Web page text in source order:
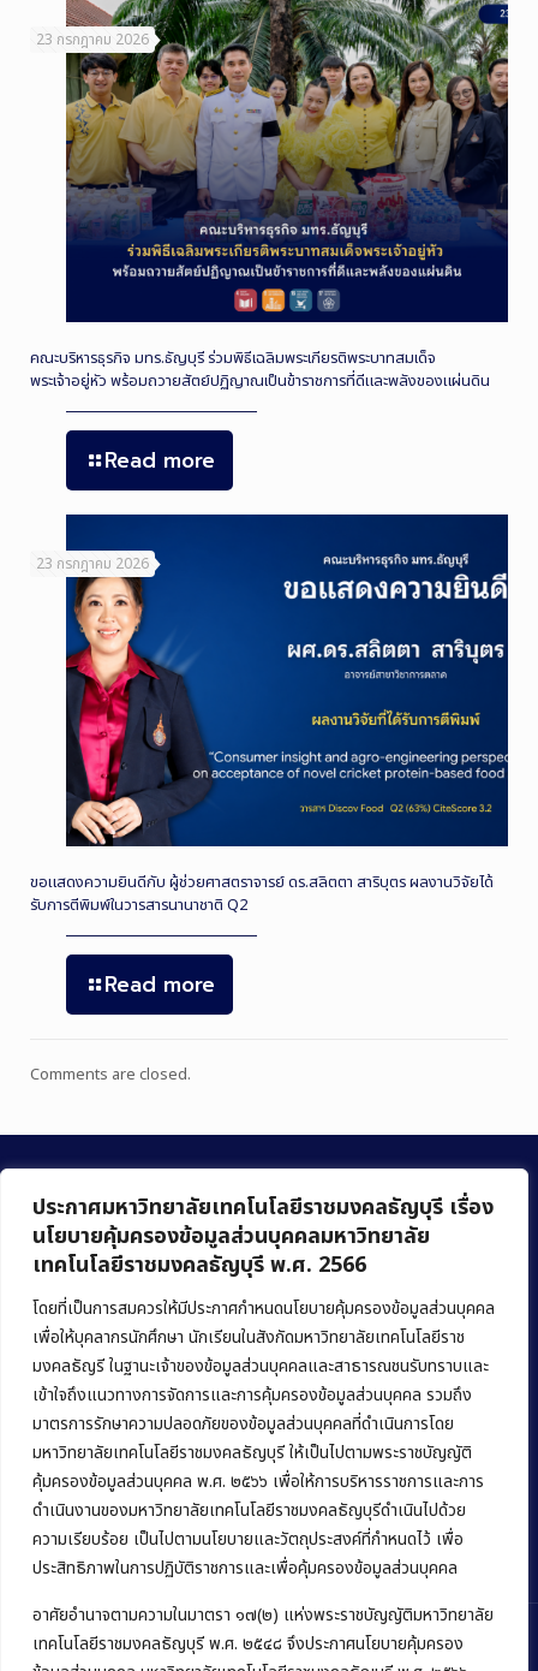
ประกาศมหาวิทยาลัยเทคโนโลยีราชมงคลธัญบุรี เรื่อง
นโยบายคุ้มครองข้อมูลส่วนบุคคลมหาวิทยาลัย
เทคโนโลยีราชมงคลธัญบุรี พ.ศ. 2566
โดยที่เป็นการสมควรให้มีประกาศกำหนดนโยบายคุ้มครองข้อมูลส่วนบุคคล
เพื่อให้บุคลากรนักศึกษา นักเรียนในสังกัดมหาวิทยาลัยเทคโนโลยีราช
มงคลธัญรี ในฐานะเจ้าของข้อมูลส่วนบุคคลและสาธารณชนรับทราบและ
เข้าใจถึงแนวทางการจัดการและการคุ้มครองข้อมูลส่วนบุคคล รวมถึง
มาตรการรักษาความปลอดภัยของข้อมูลส่วนบุคคลที่ดำเนินการโดย
มหาวิทยาลัยเทคโนโลยีราชมงคลธัญบุรี ให้เป็นไปตามพระราชบัญญัติ
คุ้มครองข้อมูลส่วนบุคคล พ.ศ. ๒๕๖๖ เพื่อให้การบริหารราชการและการ
ดำเนินงานของมหาวิทยาลัยเทคโนโลยีราชมงคลธัญบุรีดำเนินไปด้วย
ความเรียบร้อย เป็นไปตามนโยบายและวัตถุประสงค์ที่กำหนดไว้ เพื่อ
ประสิทธิภาพในการปฏิบัติราชการและเพื่อคุ้มครองข้อมูลส่วนบุคคล
อาศัยอำนาจตามความในมาตรา ๑๗(๒) แห่งพระราชบัญญัติมหาวิทยาลัย
เทคโนโลยีราชมงคลธัญบุรี พ.ศ. ๒๕๔๘ จึงประกาศนโยบายคุ้มครอง
23 กรกฎาคม 2026
คณะบริหารธุรกิจ มทร.ธัญบุรี ร่วมพิธีเฉลิมพระเกียรติพระบาทสมเด็จ
พระเจ้าอยู่หัว พร้อมถวายสัตย์ปฏิญาณเป็นข้าราชการที่ดีและพลังของแผ่นดิน
Read more
23 กรกฎาคม 2026
ขอแสดงความยินดีกับ ผู้ช่วยศาสตราจารย์ ดร.สลิตตา สาริบุตร ผลงานวิจัยได้
รับการตีพิมพ์ในวารสารนานาชาติ Q2
Read more
Comments are closed.
คณะบริหารธุรกิจ
มหาวิทยาลัยเทคโนโลยีราชมงคลธัญบุรี
39 หมู่ 1 ถนนรังสิต-นครนายก ตำบลคลองหก
อำเภอคลองหลวง จังหวัดปทุมธานี 12120
Phone:+66 (0) 2549 3243,+66 (0) 2549 3241
E-mail:bus@rmutt.ac.th